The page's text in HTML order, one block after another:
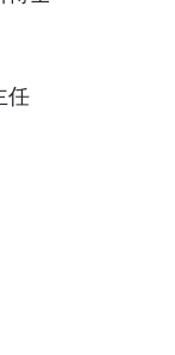
任